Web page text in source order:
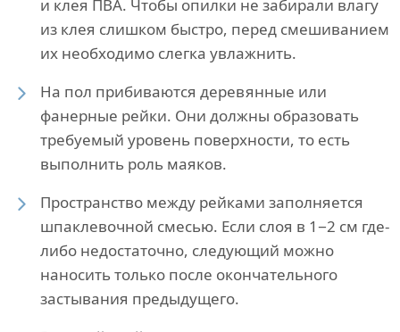
и клея ПВА. Чтобы опилки не забирали влагу
из клея слишком быстро, перед смешиванием
их необходимо слегка увлажнить.
На пол прибиваются деревянные или
фанерные рейки. Они должны образовать
требуемый уровень поверхности, то есть
выполнить роль маяков.
Пространство между рейками заполняется
шпаклевочной смесью. Если слоя в 1−2 см где-
либо недостаточно, следующий можно
наносить только после окончательного
застывания предыдущего.